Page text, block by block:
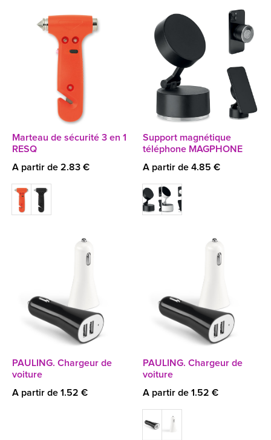
Marteau de sécurité 3 en 1
RESQ
A partir de 2.83 €
Support magnétique
téléphone MAGPHONE
A partir de 4.85 €
PAULING. Chargeur de
voiture
A partir de 1.52 €
PAULING. Chargeur de
voiture
A partir de 1.52 €